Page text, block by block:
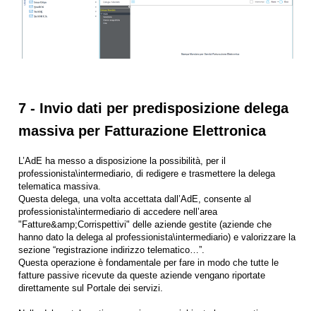
7 - Invio dati per predisposizione delega
massiva per Fatturazione Elettronica
L’AdE ha messo a disposizione la possibilità, per il
professionista\intermediario, di redigere e trasmettere la delega
telematica massiva.
Questa delega, una volta accettata dall’AdE, consente al
professionista\intermediario di accedere nell’area
"Fatture&amp;Corrispettivi" delle aziende gestite (aziende che
hanno dato la delega al professionista\intermediario) e valorizzare la
sezione “registrazione indirizzo telematico…”.
Questa operazione è fondamentale per fare in modo che tutte le
fatture passive ricevute da queste aziende vengano riportate
direttamente sul Portale dei servizi.